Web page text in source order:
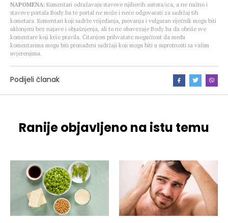
NAPOMENA: Komentari odražavaju stavove njihovih autora/ica, a ne nužno i
stavove portala Body.ba te portal ne može i neće odgovarati za sadržaj tih
kometara. Komentari koji sadrže vrijeđanja, psovanja i vulgaran riječnik mogu biti
uklonjeni bez najave i objašnjenja, ali to ne obavezuje Body.ba da obriše sve
komentare koji krše pravila. Čitanjem prihvatate mogućnost da među
komentarima mogu biti pronađeni sadržaji koji mogu biti u suprotnosti sa vašim
uvjerenjima.
Podijeli članak
Ranije objavljeno na istu temu